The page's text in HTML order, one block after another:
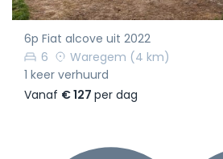
6p Fiat alcove uit 2022
6
Waregem (4 km)
1 keer verhuurd
Vanaf € 127 per dag